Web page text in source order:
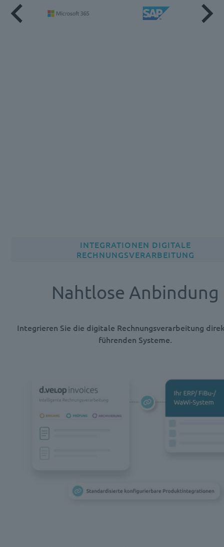
INTEGRATIONEN DIGITALE
RECHNUNGSVERARBEITUNG
Nahtlose Anbindung
Integrieren Sie die digitale Rechnungsverarbeitung
führenden Systeme.